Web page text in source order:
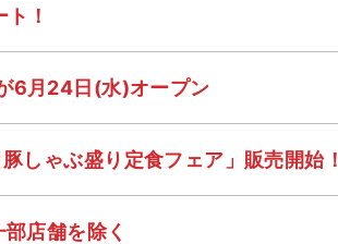
！
6月24日(水)オープン
しゃぶ盛り定食フェア」販売開始！
店舗を除く